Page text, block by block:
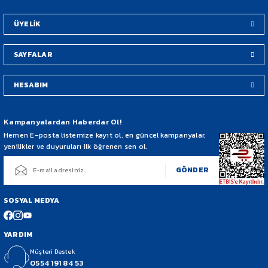
.
Bu ürüne benzer farklı alternatifler olmalı.
ÜYELİK
SAYFALAR
HESABIM
Kampanyalardan Haberdar Ol!
Hemen E-posta listemize kayıt ol, en güncel kampanyalar,
yenilikler ve duyuruları ilk öğrenen sen ol.
GÖNDER
SOSYAL MEDYA
YARDIM
Müşteri Destek
0554 191 84 53